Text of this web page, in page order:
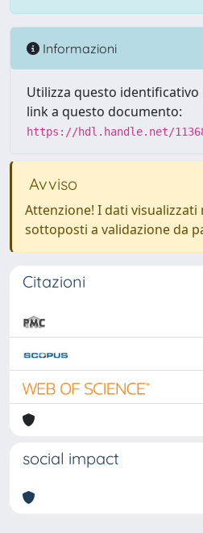
Informazioni
Utilizza questo
link a questo documento:
https://hdl.handle.net/
Avviso
Attenzione! I dati visualizzati
sottoposti a validazione da
Citazioni
social impact